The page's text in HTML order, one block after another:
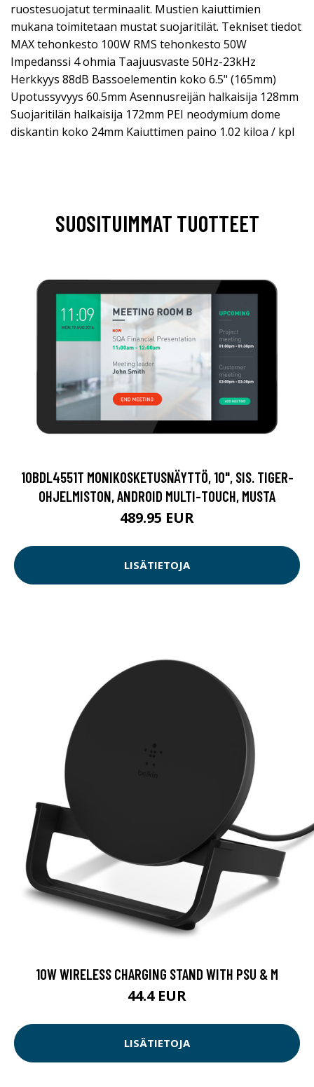
ruostesuojatut terminaalit. Mustien kaiuttimien
mukana toimitetaan mustat suojaritilät. Tekniset tiedot
MAX tehonkesto 100W RMS tehonkesto 50W
Impedanssi 4 ohmia Taajuusvaste 50Hz-23kHz
Herkkyys 88dB Bassoelementin koko 6.5" (165mm)
Upotussyvyys 60.5mm Asennusreijän halkaisija 128mm
Suojaritilän halkaisija 172mm PEI neodymium dome
diskantin koko 24mm Kaiuttimen paino 1.02 kiloa / kpl
SUOSITUIMMAT TUOTTEET
10BDL4551T MONIKOSKETUSNÄYTTÖ, 10", SIS. TIGER-
OHJELMISTON, ANDROID MULTI-TOUCH, MUSTA
489.95 EUR
LISÄTIETOJA
10W WIRELESS CHARGING STAND WITH PSU & M
44.4 EUR
LISÄTIETOJA